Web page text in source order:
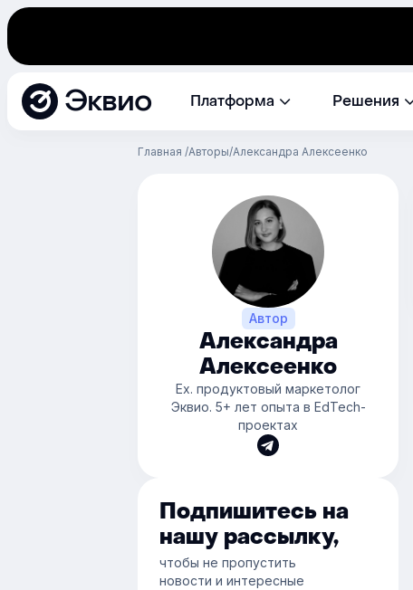
Эквио Платформа Решения
Главная Авторы Александра Алексеенко
Автор
Александра
Алексеенко
Ex. продуктовый маркетолог
Эквио. 5+ лет опыта в EdTech-
проектах
Подпишитесь на
нашу рассылку,
чтобы не пропустить
новости и интересные